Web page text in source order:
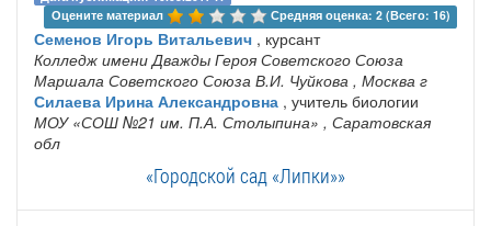
Оцените материал
Средняя оценка: 2 (Всего: 16)
Семенов Игорь Витальевич , курсант
Колледж имени Дважды Героя Советского Союза
Маршала Советского Союза В.И. Чуйкова , Москва г
Силаева Ирина Александровна , учитель биологии
МОУ «СОШ №21 им. П.А. Столыпина» , Саратовская
обл
«Городской сад «Липки»»